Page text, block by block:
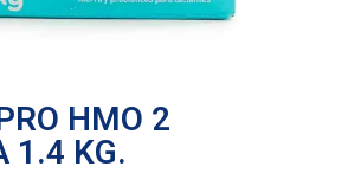
HMO 2
1.4 KG.